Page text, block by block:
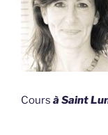
Cours à Saint